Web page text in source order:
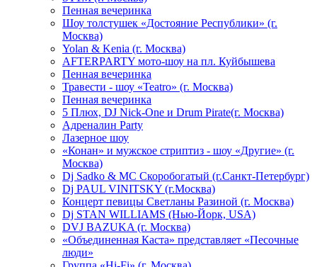
Пенная вечеринка
Шоу толстушек «Достояние Республики» (г.
Москва)
Yolan & Kenia (г. Москва)
AFTERPARTY мото-шоу на пл. Куйбышева
Пенная вечеринка
Травести - шоу «Teatro» (г. Москва)
Пенная вечеринка
5 Плюх, DJ Nick-One и Drum Pirate(г. Москва)
Адреналин Party
Лазерное шоу
«Конан» и мужское стриптиз - шоу «Другие» (г.
Москва)
Dj Sadko & МС Скоробогатый (г.Санкт-Петербург)
Dj PAUL VINITSKY (г.Москва)
Концерт певицы Светланы Разиной (г. Москва)
Dj STAN WILLIAMS (Нью-Йорк, USA)
DVJ BAZUKA (г. Москва)
«Объединенная Каста» представляет «Песочные
люди»